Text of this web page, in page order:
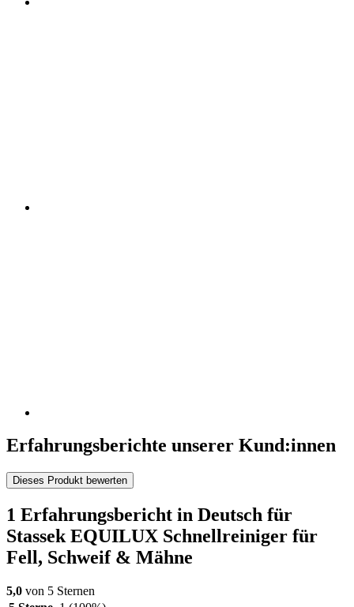
Erfahrungsberichte unserer Kund:innen
Dieses Produkt bewerten
1 Erfahrungsbericht in Deutsch für
Stassek EQUILUX Schnellreiniger für
Fell, Schweif & Mähne
5,0 von 5 Sternen